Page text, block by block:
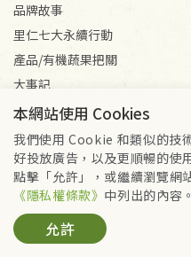
品牌故事
里仁七大永續行動
產品/有機蔬果把關
大事記
媒體報導
會員服務條款
Copyright © 2026 里仁事業
里仁網購股份有限
本網站使用 Cookies
我們使用 Cookie 和類似的技
好投放廣告，以及更順暢的使
點擊「允許」，或繼續瀏覽網
《隱私權條款》 中列出的內容。
允許